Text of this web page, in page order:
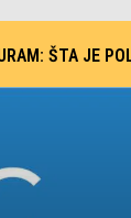
ŠTA JE